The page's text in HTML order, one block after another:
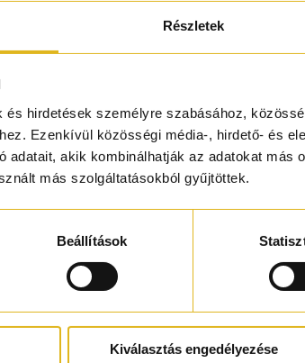
Részletek
és hirdetések személyre szabásához,
Ezenkívül közösségi média-, hirdető- és
adatait, akik kombinálhatják az adatokat más
más szolgáltatásokból gyűjtöttek.
Beállítások
Kiválasztás engedélyezése
trópusi édessége robbanásszerűen
puskapora levegőben emlékeztet: itt minden
A szívében a város lélegzik: A
bőrérintésével. Atetováló tinta akkordja
ahol a fájdalom tiszteletet szül, és a csend
a hatalom suttog:mahagóniés
Afüstös tömjénés a puha velúr
jövő egyszerre jelen vannak.
amit nem lehet félvállról venni. Próbáld ki
Napsütötte nedves aszfalt